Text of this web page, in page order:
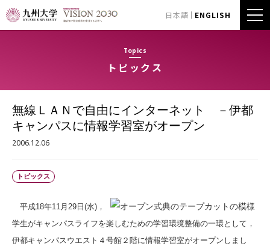
日本語 ENGLISH
Topics
トピックス
無線ＬＡＮで自由にインターネット －伊都
キャンパスに情報学習室がオープン
2006.12.06
トピックス
平成18年11月29日(水)，
学生がキャンパスライフを楽しむための学習環境整備の一環として，
伊都キャンパスウエスト４号館２階に情報学習室がオープンしまし